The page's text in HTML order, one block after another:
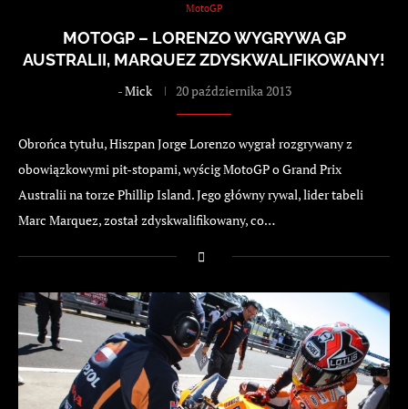
MotoGP
MOTOGP – LORENZO WYGRYWA GP
AUSTRALII, MARQUEZ ZDYSKWALIFIKOWANY!
-Mick 20 października 2013
Obrońca tytułu, Hiszpan Jorge Lorenzo wygrał rozgrywany z
obowiązkowymi pit-stopami, wyścig MotoGP o Grand Prix
Australii na torze Phillip Island. Jego główny rywal, lider tabeli
Marc Marquez, został zdyskwalifikowany, co…